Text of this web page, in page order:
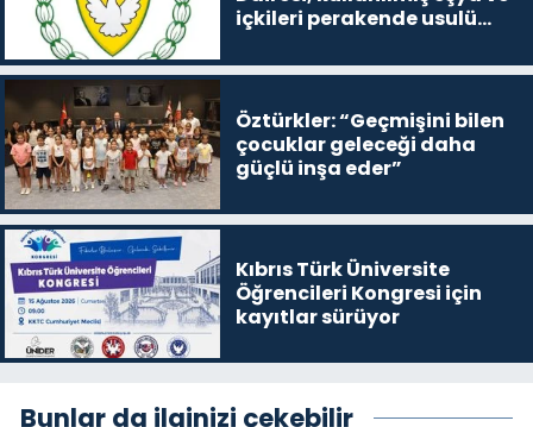
içkileri perakende usulü
Öztürkler: “Geçmişini bilen
çocuklar geleceği daha
güçlü inşa eder”
Kıbrıs Türk Üniversite
Öğrencileri Kongresi için
kayıtlar sürüyor
Bunlar da ilginizi çekebilir